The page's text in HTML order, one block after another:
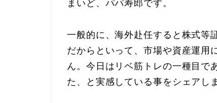
まいど、パパ寿郎です。
一般的に、海外赴任すると株式等
だからといって、市場や資産運用
ん。今日はリベ筋トレの一種目で
た、と実感している事をシェアし